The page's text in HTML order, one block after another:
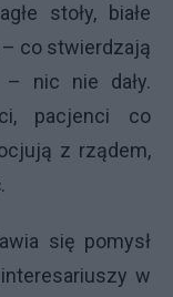
stoły, białe
– co stwierdzają
nic nie dały.
pacjenci co
z rządem,
się pomysł
w